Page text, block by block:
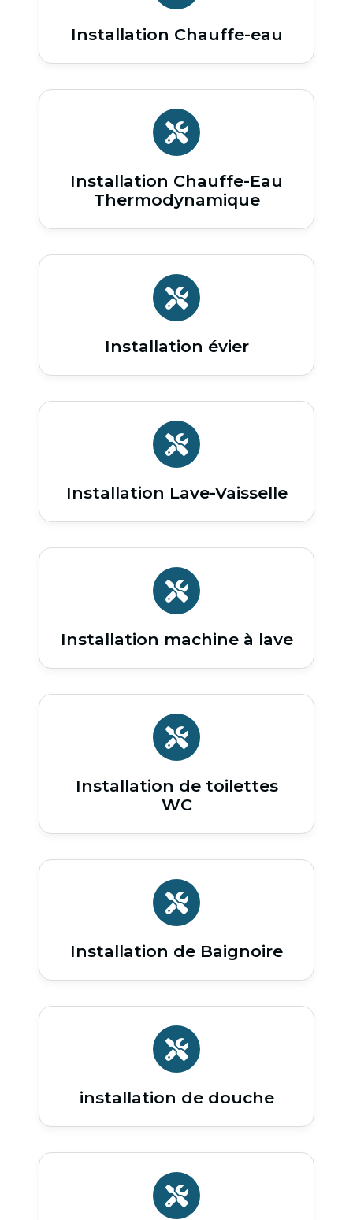
Installation Chauffe-eau
Installation Chauffe-Eau
Thermodynamique
Installation évier
Installation Lave-Vaisselle
Installation machine à lave
Installation de toilettes
WC
Installation de Baignoire
installation de douche